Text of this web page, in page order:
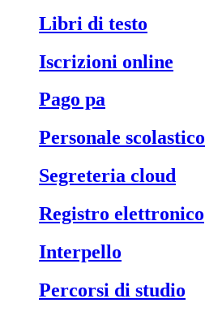
libri di testo
iscrizioni online
pago pa
personale scolastico
segreteria cloud
registro elettronico
interpello
percorsi di studio